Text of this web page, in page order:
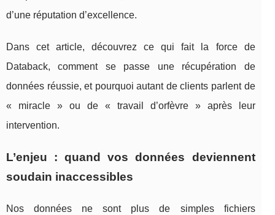
d’une réputation d’excellence.
Dans cet article, découvrez ce qui fait la force de
Databack, comment se passe une récupération de
données réussie, et pourquoi autant de clients parlent de
« miracle » ou de « travail d’orfèvre » après leur
intervention.
L’enjeu : quand vos données deviennent
soudain inaccessibles
Nos données ne sont plus de simples fichiers